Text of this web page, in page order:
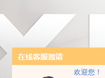
欢迎您！